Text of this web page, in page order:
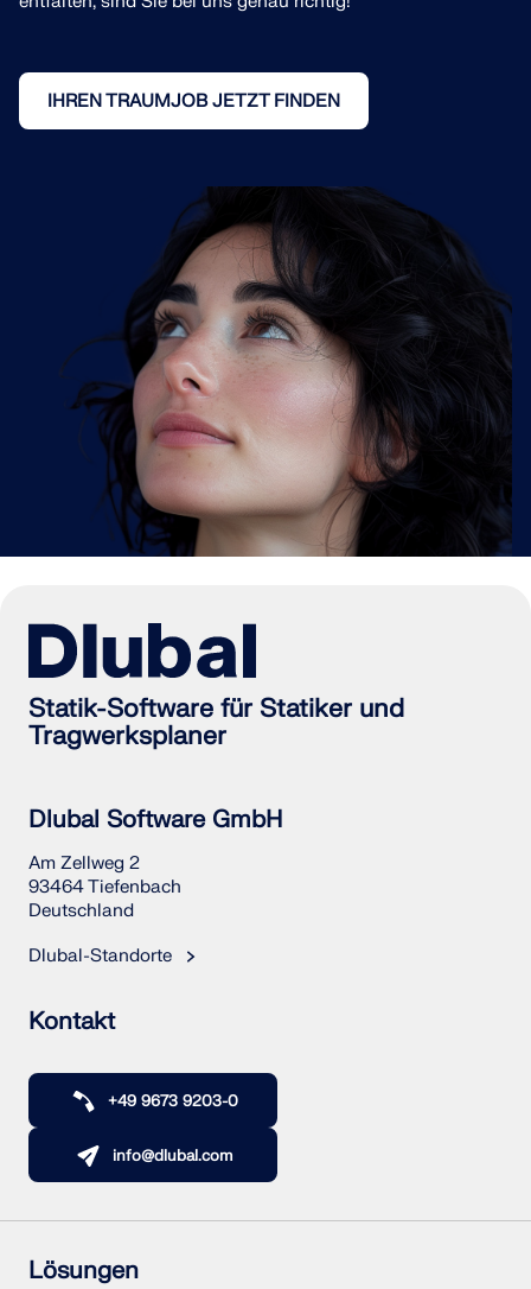
IHREN TRAUMJOB JETZT FINDEN
Statik-Software für Statiker und
Tragwerksplaner
Dlubal Software GmbH
Am Zellweg 2
93464 Tiefenbach
Deutschland
Dlubal-Standorte
Kontakt
+49 9673 9203-0
info@dlubal.com
Lösungen